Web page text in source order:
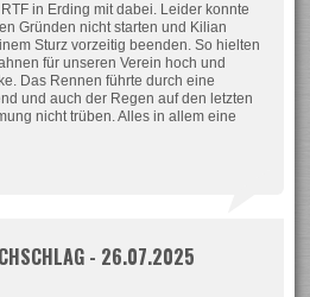
in Erding mit dabei. Leider konnte
Gründen nicht starten und Kilian
Sturz vorzeitig beenden. So hielten
für unseren Verein hoch und
Das Rennen führte durch eine
und auch der Regen auf den letzten
nicht trüben. Alles in allem eine
- 26.07.2025